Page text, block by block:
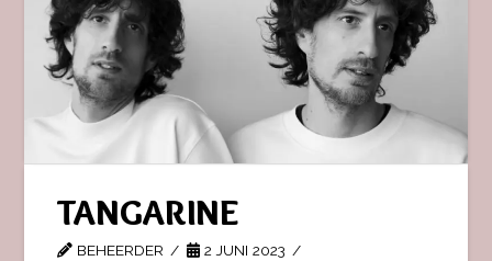
TANGARINE
BEHEERDER
2 JUNI 2023